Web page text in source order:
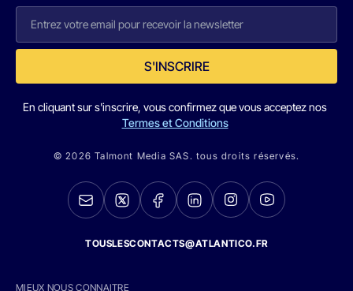
S'INSCRIRE
En cliquant sur s'inscrire, vous confirmez que vous acceptez nos
Termes et Conditions
© 2026 Talmont Media SAS. tous droits réservés.
TOUSLESCONTACTS@ATLANTICO.FR
MIEUX NOUS CONNAITRE